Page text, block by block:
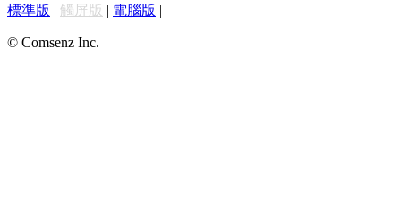
標準版 | 觸屏版 | 電腦版 |
© Comsenz Inc.